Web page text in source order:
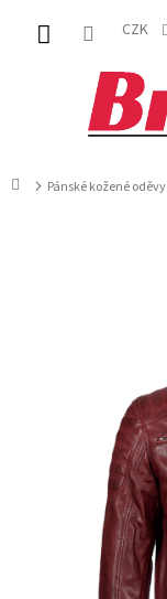
obsah
CZK
DomůPánské kožené oděvy